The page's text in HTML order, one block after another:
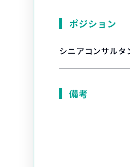
ポジション
シニアコンサルタ
備考